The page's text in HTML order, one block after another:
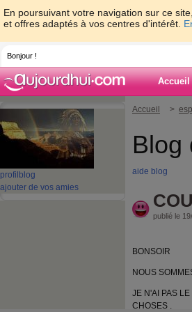
En poursuivant votre navigation sur ce
et offres adaptés à vos centres d'intérêt.
Bonjour !
Accueil
profil blog
ajouter de vos amies
Accueil >
Blog
aide blog
publié le
BONSOIR
NOUS
JE N'AI PAS
CHOSES .